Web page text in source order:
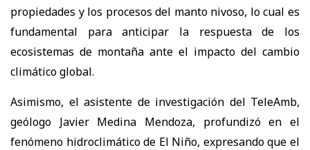
propiedades y los procesos del manto nivoso, lo cual es
fundamental para anticipar la respuesta de los
ecosistemas de montaña ante el impacto del cambio
climático global.
Asimismo, el asistente de investigación del TeleAmb,
geólogo Javier Medina Mendoza, profundizó en el
fenómeno hidroclimático de El Niño, expresando que el